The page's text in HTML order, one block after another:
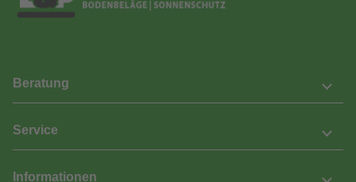
Beratung
Service
Informationen